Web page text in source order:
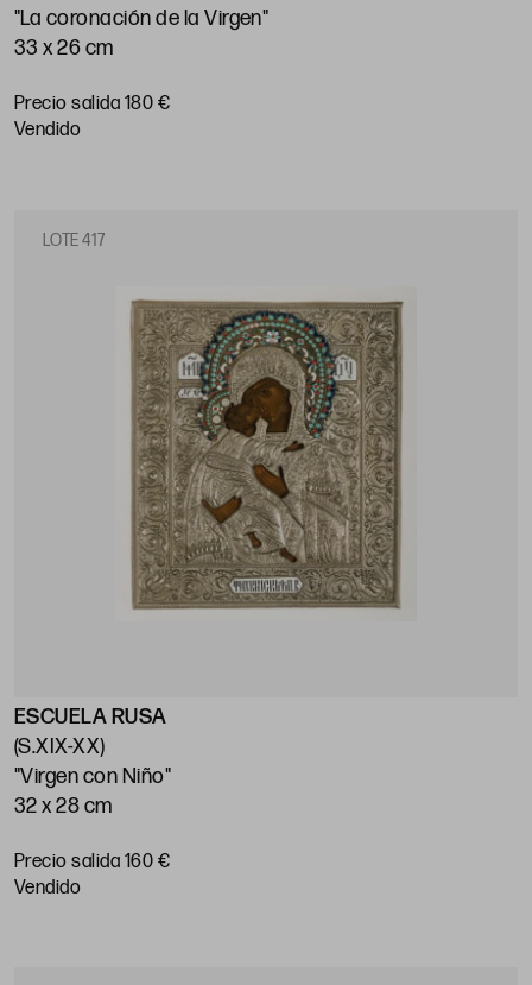
"La coronación de la Virgen"
33 x 26 cm
Precio salida 180 €
vendido
LOTE 417
ESCUELA RUSA
(S.XIX-XX)
"Virgen con Niño"
32 x 28 cm
Precio salida 160 €
vendido